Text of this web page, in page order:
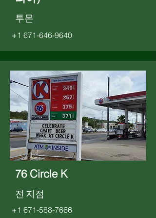
투몬
+1 671-646-9640
76 Circle K
전 지점
+1 671-588-7666